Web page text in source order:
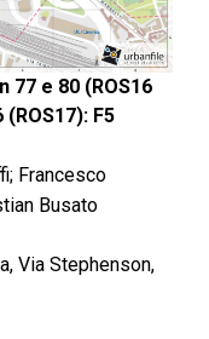
77 e 80 (ROS16
F5
Francesco
Busato
Via Stephenson,